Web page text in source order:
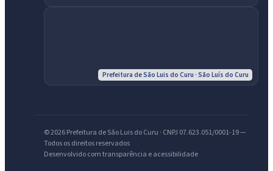
Prefeitura de São Luis do Curu · São Luís do Curu
© 2026 Prefeitura de São Luis do Curu · CNPJ 07.623.051/0001-19 —
Todos os direitos reservados
Desenvolvido com transparência e acessibilidade